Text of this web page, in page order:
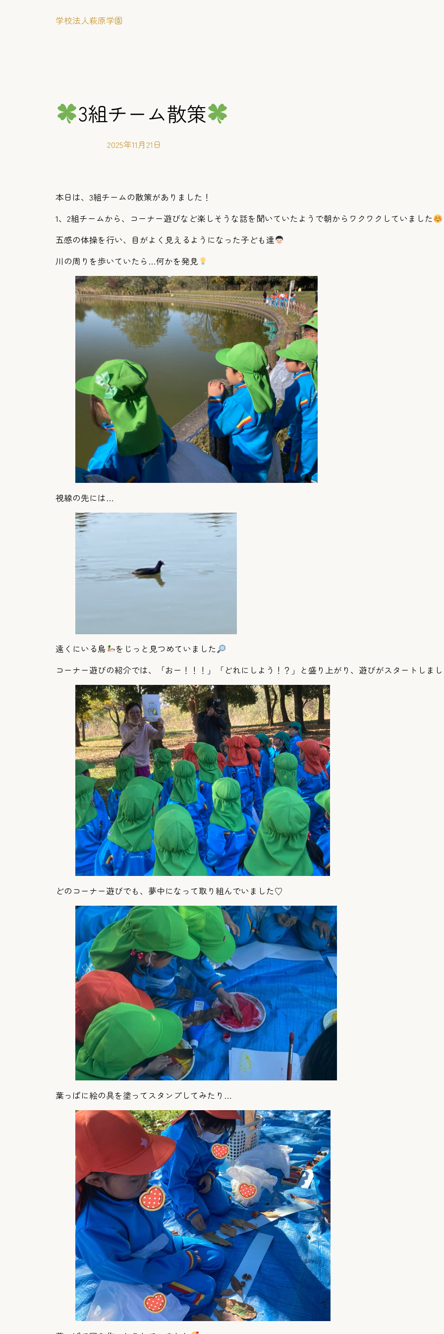
学校法人萩原学園
3組チーム散策
2025年11月21日
本日は、3組チームの散策がありました！
1、2組チームから、コーナー遊びなど楽しそうな話を聞いていたようで朝からワクワクしていました
五感の体操を行い、目がよく見えるようになった子ども達
川の周りを歩いていたら…何かを発見
視線の先には…
遠くにいる鳥
をじっと見つめていました
コーナー遊びの紹介では、「おー！！！」「どれにしよう！？」と盛り上がり、遊びがスタートしま
どのコーナー遊びでも、夢中になって取り組んでいました♡
葉っぱに絵の具を塗ってスタンプしてみたり…